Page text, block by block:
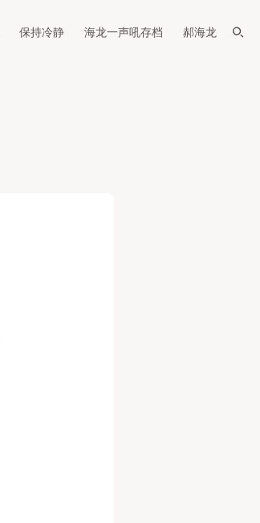
保持冷静 海龙一声吼存档 郝海龙